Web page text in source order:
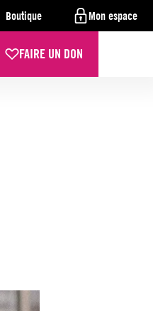
Boutique Mon espace
FAIRE UN DON